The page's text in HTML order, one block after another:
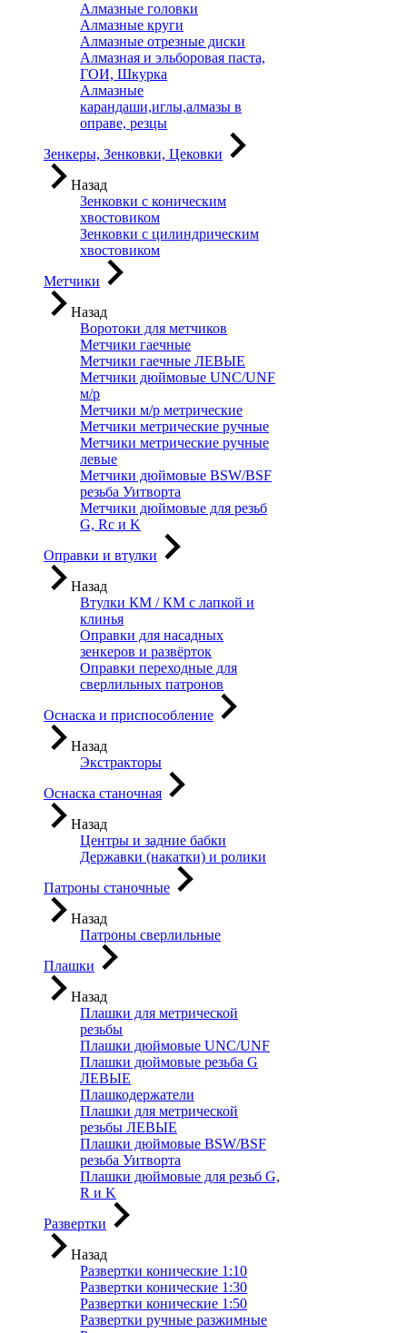
Алмазные головки
Алмазные круги
Алмазные отрезные диски
Алмазная и эльборовая паста,
ГОИ, Шкурка
Алмазные
карандаши,иглы,алмазы в
оправе, резцы
Зенкеры, Зенковки, Цековки
Назад
Зенковки с коническим
хвостовиком
Зенковки с цилиндрическим
хвостовиком
Метчики
Назад
Воротоки для метчиков
Метчики гаечные
Метчики гаечные ЛЕВЫЕ
Метчики дюймовые UNC/UNF
м/р
Метчики м/р метрические
Метчики метрические ручные
Метчики метрические ручные
левые
Метчики дюймовые BSW/BSF
резьба Уитворта
Метчики дюймовые для резьб
G, Rc и K
Оправки и втулки
Назад
Втулки КМ / КМ с лапкой и
клинья
Оправки для насадных
зенкеров и развёрток
Оправки переходные для
сверлильных патронов
Оснаска и приспособление
Назад
Экстракторы
Оснаска станочная
Назад
Центры и задние бабки
Державки (накатки) и ролики
Патроны станочные
Назад
Патроны сверлильные
Плашки
Назад
Плашки для метрической
резьбы
Плашки дюймовые UNC/UNF
Плашки дюймовые резьба G
ЛЕВЫЕ
Плашкодержатели
Плашки для метрической
резьбы ЛЕВЫЕ
Плашки дюймовые BSW/BSF
резьба Уитворта
Плашки дюймовые для резьб G,
R и K
Развертки
Назад
Развертки конические 1:10
Развертки конические 1:30
Развертки конические 1:50
Развертки ручные разжимные